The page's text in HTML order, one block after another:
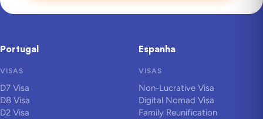
Portugal
VISAS
D7 Visa
D8 Visa
D2 Visa
Espanha
VISAS
Non-Lucrative Visa
Digital Nomad Visa
Family Reunification